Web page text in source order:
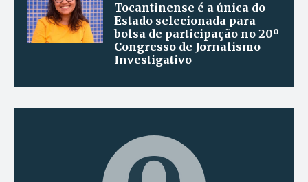
Tocantinense é a única do
Estado selecionada para
bolsa de participação no 20º
Congresso de Jornalismo
Investigativo